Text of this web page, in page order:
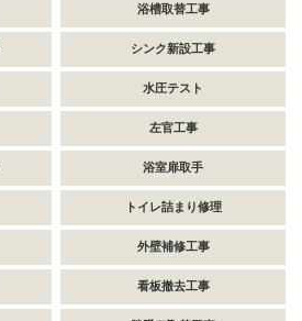
浴槽取替工事
シンク新設工事
水圧テスト
左官工事
浴室扉取手
トイレ詰まり修理
外壁補修工事
看板撤去工事